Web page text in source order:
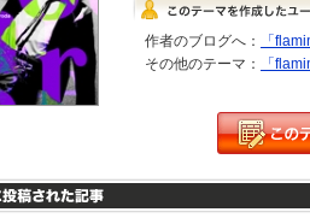
作者のブログへ：
「
その他のテーマ：
「